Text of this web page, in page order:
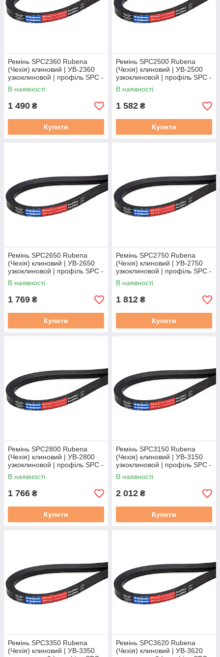
Ремінь SPC2360 Rubena
(Чехія) клиновий | УВ-2360
узкоклиновой | профіль SPC -
2360
В наявності
1 490 ₴
Купити
Ремінь SPC2500 Rubena
(Чехія) клиновий | УВ-2500
узкоклиновой | профіль SPC -
2500
В наявності
1 582 ₴
Купити
Ремінь SPC2650 Rubena
(Чехія) клиновий | УВ-2650
узкоклиновой | профіль SPC -
2650
В наявності
1 769 ₴
Купити
Ремінь SPC2750 Rubena
(Чехія) клиновий | УВ-2750
узкоклиновой | профіль SPC -
2750
В наявності
1 812 ₴
Купити
Ремінь SPC2800 Rubena
(Чехія) клиновий | УВ-2800
узкоклиновой | профіль SPC -
2800
В наявності
1 766 ₴
Купити
Ремінь SPC3150 Rubena
(Чехія) клиновий | УВ-3150
узкоклиновой | профіль SPC -
3150
В наявності
2 012 ₴
Купити
Ремінь SPC3350 Rubena
(Чехія) клиновий | УВ-3350
Ремінь SPC3620 Rubena
(Чехія) клиновий | УВ-3620